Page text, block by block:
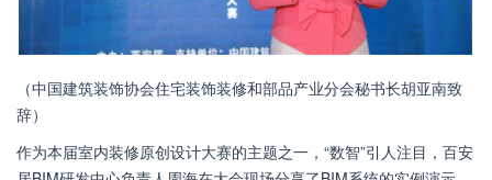
（中国建筑装饰协会住宅装饰装修和部品产业分会秘书长胡亚南致
辞）
作为本届室内装修原创设计大赛的主题之一，“数智”引人注目，百安